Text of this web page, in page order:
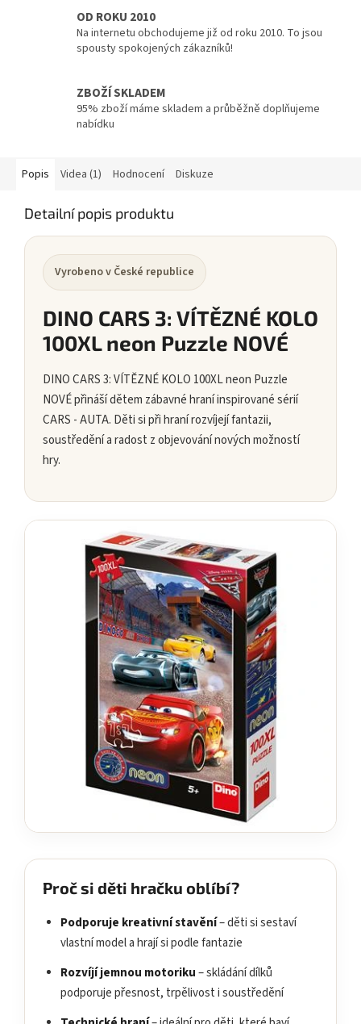
OD ROKU 2010
Na internetu obchodujeme již od roku 2010. To jsou
spousty spokojených zákazníků!
ZBOŽÍ SKLADEM
95% zboží máme skladem a průběžně doplňujeme
nabídku
Popis Videa (1) Hodnocení Diskuze
Detailní popis produktu
Vyrobeno v České republice
DINO CARS 3: VÍTĚZNÉ KOLO
100XL neon Puzzle NOVÉ
DINO CARS 3: VÍTĚZNÉ KOLO 100XL neon Puzzle
NOVÉ přináší dětem zábavné hraní inspirované sérií
CARS - AUTA. Děti si při hraní rozvíjejí fantazii,
soustředění a radost z objevování nových možností
hry.
Proč si děti hračku oblíbí?
Podporuje kreativní stavění– děti si sestaví
vlastní model a hrají si podle fantazie
Rozvíjí jemnou motoriku– skládání dílků
podporuje přesnost, trpělivost i soustředění